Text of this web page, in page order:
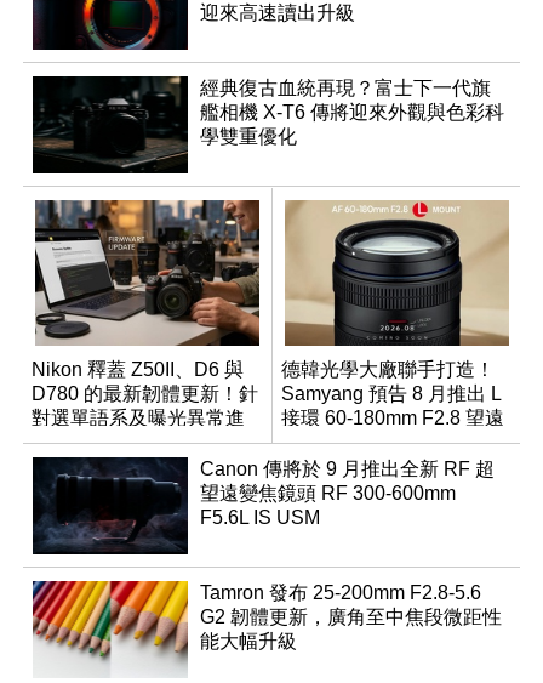
迎來高速讀出升級
經典復古血統再現？富士下一代旗
艦相機 X-T6 傳將迎來外觀與色彩科
學雙重優化
Nikon 釋蓋 Z50II、D6 與
D780 的最新韌體更新！針
對選單語系及曝光異常進
行修復
德韓光學大廠聯手打造！
Samyang 預告 8 月推出 L
接環 60-180mm F2.8 望遠
變焦鏡
Canon 傳將於 9 月推出全新 RF 超
望遠變焦鏡頭 RF 300-600mm
F5.6L IS USM
Tamron 發布 25-200mm F2.8-5.6
G2 韌體更新，廣角至中焦段微距性
能大幅升級